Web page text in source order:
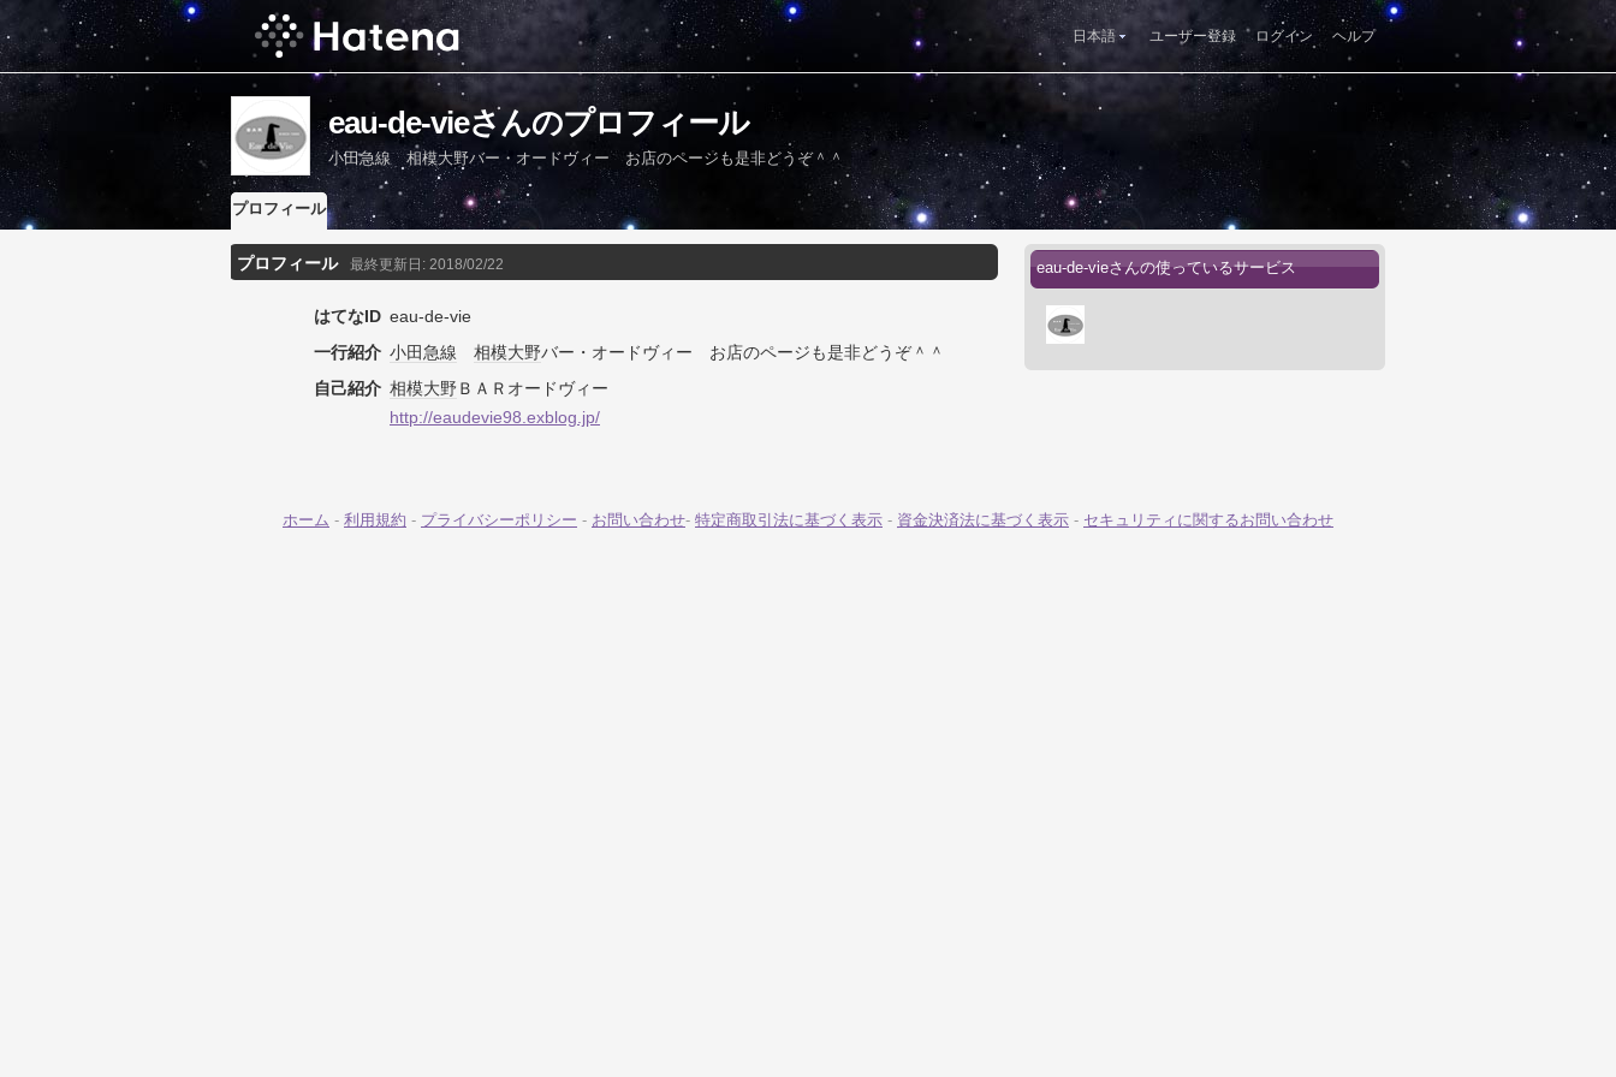
日本語 ユーザー登録 ログイン ヘルプ
eau-de-vieさんのプロフィール
小田急線 相模大野バー・オードヴィー お店のページも是非どうぞ＾＾
プロフィール
プロフィール 最終更新日: 2018/02/22
はてなID eau-de-vie
一行紹介 小田急線 相模大野バー・オードヴィー お店のページも是非どうぞ＾＾
自己紹介 相模大野 ＢＡＲオードヴィー
http://eaudevie98.exblog.jp/
eau-de-vieさんの使っているサービス
ホーム - 利用規約 - プライバシーポリシー - お問い合わせ- 特定商取引法に基づく表示 - 資金決済法に基づく表示 - セキュリティに関するお問い合わせ